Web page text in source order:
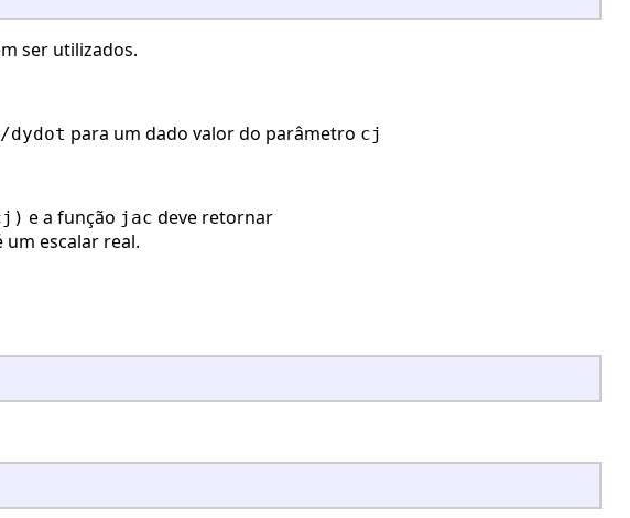
ser utilizados.
dydot para um dado valor do parâmetro cj
e a função jac deve retornar
um escalar real.